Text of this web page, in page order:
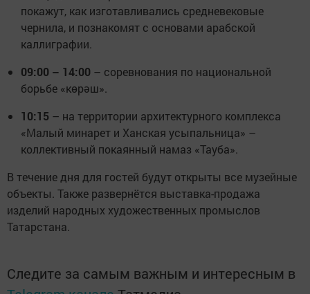
покажут, как изготавливались средневековые
чернила, и познакомят с основами арабской
каллиграфии.
09:00 – 14:00 – соревнования по национальной
борьбе «көрәш».
10:15 – на территории архитектурного комплекса
«Малый минарет и Ханская усыпальница» –
коллективный покаянный намаз «Тауба».
В течение дня для гостей будут открыты все музейные
объекты. Также развернётся выставка-продажа
изделий народных художественных промыслов
Татарстана.
Следите за самым важным и интересным в